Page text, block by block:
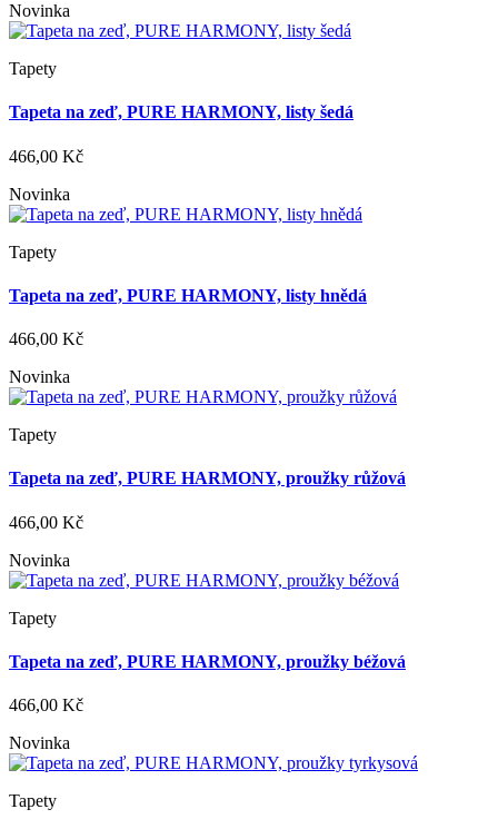
Novinka
Tapety
Tapeta na zeď, PURE HARMONY, listy šedá
466,00 Kč
Novinka
Tapety
Tapeta na zeď, PURE HARMONY, listy hnědá
466,00 Kč
Novinka
Tapety
Tapeta na zeď, PURE HARMONY, proužky růžová
466,00 Kč
Novinka
Tapety
Tapeta na zeď, PURE HARMONY, proužky béžová
466,00 Kč
Novinka
Tapety